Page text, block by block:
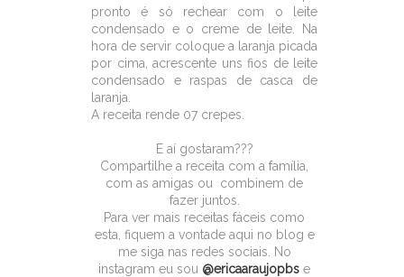
pronto é só rechear com o leite
condensado e o creme de leite. Na
hora de servir coloque a laranja picada
por cima, acrescente uns fios de leite
condensado e raspas de casca de
laranja.
A receita rende 07 crepes.
E aí gostaram???
Compartilhe a receita com a família,
com as amigas ou combinem de
fazer juntos.
Para ver mais receitas fáceis como
esta, fiquem a vontade aqui no blog e
me siga nas redes sociais. No
instagram eu sou @ericaaraujopbs e